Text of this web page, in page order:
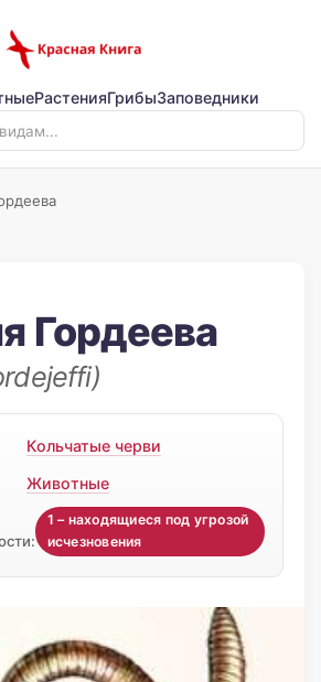
РастенияГрибыЗаповедники
Гордеева
Кольчатые черви
Животные
1 – находящиеся под угрозой
исчезновения